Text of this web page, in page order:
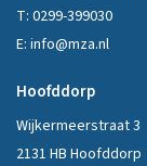
T: 0299-399030
E: info@mza.nl
Hoofddorp
Wijkermeerstraat 3
2131 HB Hoofddorp